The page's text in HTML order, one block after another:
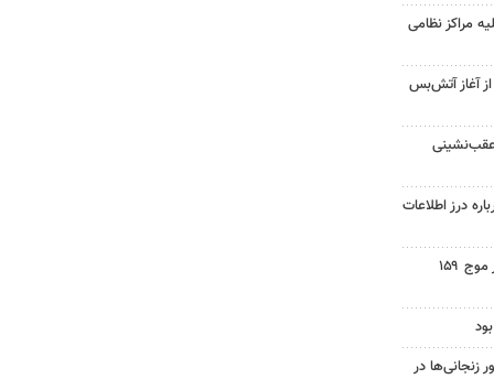
مراکز نظامی
غزه از آغاز آتش‌بس
عقب‌نشینی
درز اطلاعات
اجتماع مردم ولایتمدار گناباد در موج ۱۵۹
در